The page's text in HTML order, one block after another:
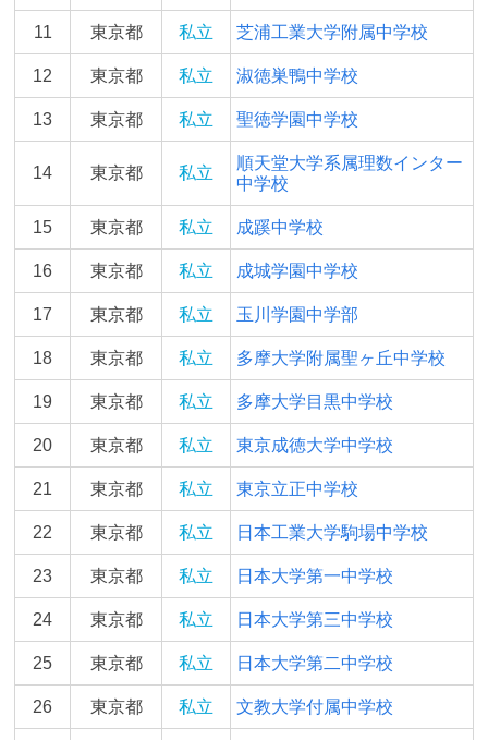
11 東京都 私立 芝浦工業大学附属中学校
12 東京都 私立 淑徳巣鴨中学校
13 東京都 私立 聖徳学園中学校
14 東京都 私立
順天堂大学系属理数インター
中学校
15 東京都 私立 成蹊中学校
16 東京都 私立 成城学園中学校
17 東京都 私立 玉川学園中学部
18 東京都 私立 多摩大学附属聖ヶ丘中学校
19 東京都 私立 多摩大学目黒中学校
20 東京都 私立 東京成徳大学中学校
21 東京都 私立 東京立正中学校
22 東京都 私立 日本工業大学駒場中学校
23 東京都 私立 日本大学第一中学校
24 東京都 私立 日本大学第三中学校
25 東京都 私立 日本大学第二中学校
26 東京都 私立 文教大学付属中学校